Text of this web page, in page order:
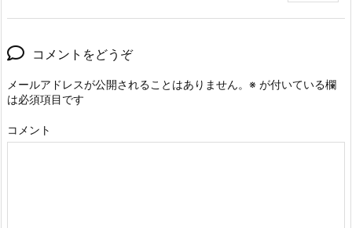
コメントをどうぞ
メールアドレスが公開されることはありません。 ※ が付いている欄
は必須項目です
コメント